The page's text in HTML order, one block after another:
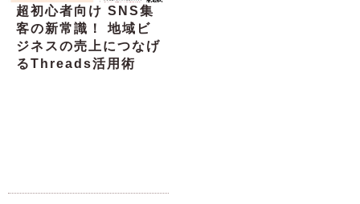
超初心者向け SNS集
客の新常識！ 地域ビ
ジネスの売上につなげ
るThreads活用術